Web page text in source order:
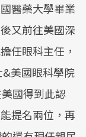
醫藥大學畢業
又前往美國深
任眼科主任，
美國眼科學院
國得到此認
提名兩位，再